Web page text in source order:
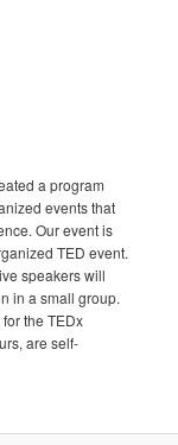
a program
events that
Our event is
TED event.
speakers will
in a small group.
the TEDx
are self-